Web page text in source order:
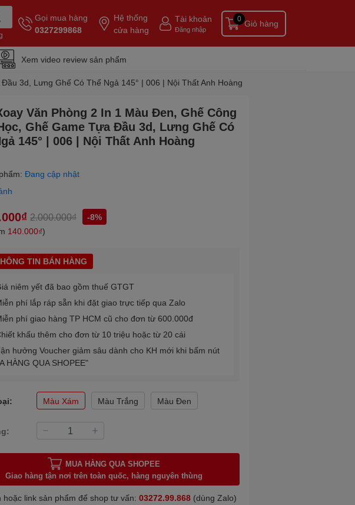
Gọi mua hàng
0327299868
Hệ thống
cửa hàng
Tài khoản
Đăng nhập
Giỏ hàng
0
Xem video review sản phẩm
3d, Lưng Ghế Có Thể Ngả 145° | 006 | Nội Thất Anh Hoàng
Văn Phòng 2 In 1 Màu Đen, Ghế Công
Ghế Game Tựa Đầu 3d, Lưng Ghế Có
145° | 006 | Nội Thất Anh Hoàng
Đang cập nhật
2.000.000₫
-8%
140.000₫)
TIN BÁN HÀNG
niêm yết đã bao gồm thuế GTGT
phí lắp ráp sẵn khi đặt giao trực tiếp qua Zalo
phí giao hàng TP HCM cũ cho đơn từ 600.000đ
khấu thêm cho đơn từ 10 triệu hoặc từ 20 cái
hưởng Voucher giảm sâu dành cho KH mới khi bấm nút
HÀNG QUA SHOPEE"
Màu Xám Màu Trắng Màu Đen
MUA HÀNG QUA SHOPEE
Giao hàng tận nơi trên toàn quốc, hàng nguyên thùng
hoặc link sản phẩm để shop tư vấn:03272.99.868 (dùng Zalo)